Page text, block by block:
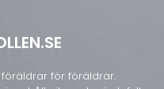
för föräldrar.